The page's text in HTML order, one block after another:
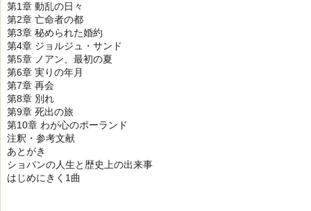
第1章 動乱の日々
第2章 亡命者の都
第3章 秘められた婚約
第4章 ジョルジュ・サンド
第5章 ノアン、最初の夏
第6章 実りの年月
第7章 再会
第8章 別れ
第9章 死出の旅
第10章 わが心のポーランド
注釈・参考文献
あとがき
ショパンの人生と歴史上の出来事
はじめにきく1曲